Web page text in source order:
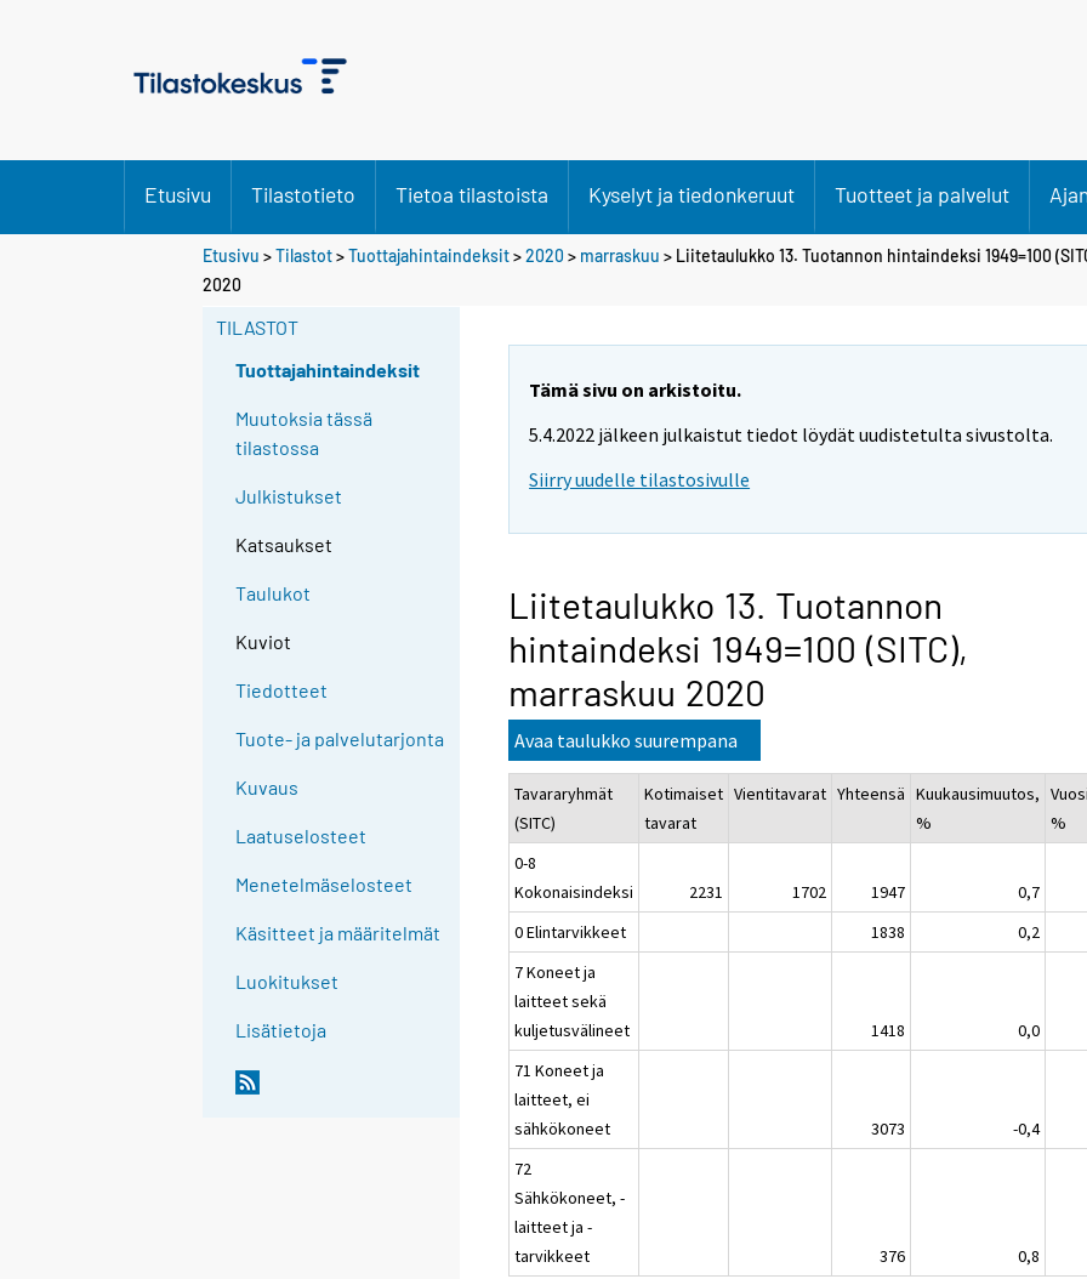
Etusivu Tilastotieto Tietoa tilastoista Kyselyt ja tiedonkeruut Tuotteet ja palvelut
Etusivu >Tilastot>Tuottajahintaindeksit>2020 > marraskuu > Liitetaulukko 13. Tuotannon hintaindeksi 1949=100
2020
TILASTOT
Tuottajahintaindeksit
Muutoksia tässä
tilastossa
Julkistukset
Katsaukset
Taulukot
Kuviot
Tiedotteet
Tuote- ja palvelutarjonta
Kuvaus
Laatuselosteet
Menetelmäselosteet
Käsitteet ja määritelmät
Luokitukset
Lisätietoja
Tämä sivu on arkistoitu.
5.4.2022 jälkeen julkaistut tiedot löydät uudistetulta sivustolta.
Siirry uudelle tilastosivulle
Liitetaulukko 13. Tuotannon
hintaindeksi 1949=100 (SITC),
marraskuu 2020
Avaa taulukko suurempana
Tavararyhmät
(SITC)
Kotimaiset
tavarat
Vientitavarat Yhteensä Kuukausimuutos,
%
%
0-8
Kokonaisindeksi
2231 1702 1947 0,7
0 Elintarvikkeet
1838 0,2
7 Koneet ja
laitteet sekä
kuljetusvälineet
1418 0,0
71 Koneet ja
laitteet, ei
sähkökoneet
3073 -0,4
72
Sähkökoneet, -
laitteet ja -
tarvikkeet
376 0,8